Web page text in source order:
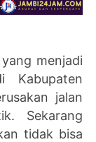
menjadi
Kabupaten
jalan
Sekarang
tidak bisa